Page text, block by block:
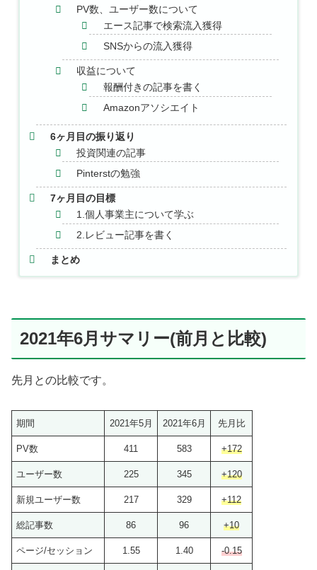
PV数、ユーザー数について
エース記事で検索流入獲得
SNSからの流入獲得
収益について
報酬付きの記事を書く
Amazonアソシエイト
6ヶ月目の振り返り
投資関連の記事
Pinterstの勉強
7ヶ月目の目標
1.個人事業主について学ぶ
2.レビュー記事を書く
まとめ
2021年6月サマリー(前月と比較)
先月との比較です。
期間 2021年5月 2021年6月 先月比
PV数 411 583 +172
ユーザー数 225 345 +120
新規ユーザー数 217 329 +112
総記事数 86 96 +10
ページ/セッション 1.55 1.40 -0.15